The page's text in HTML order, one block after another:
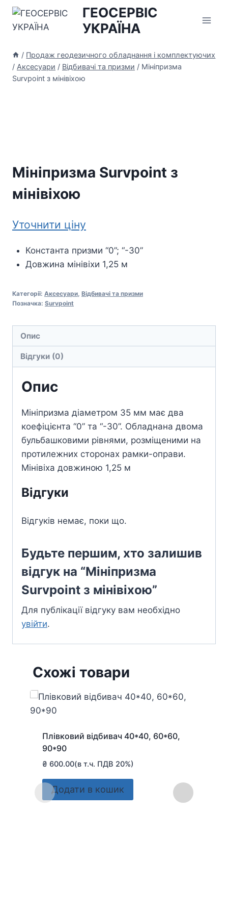
Перейти
вмісту
ГЕОСЕРВІС
УКРАЇНА
/ Продаж геодезичного обладнання і комплектуючих
/ Аксесуари / Відбивачі та призми / Мініпризма
Survpoint з мінівіхою
Мініпризма Survpoint з
мінівіхою
Уточнити ціну
Константа призми “0”; “-30”
Довжина мінівіхи 1,25 м
Категорії: Аксесуари Відбивачі та призми
Позначка: Survpoint
Опис
Відгуки (0)
Опис
Мініпризма діаметром 35 мм має два
коефіцієнта “0” та “-30”. Обладнана двома
бульбашковими рівнями, розміщеними на
протилежних сторонах рамки-оправи.
Мінівіха довжиною 1,25 м
Відгуки
Відгуків немає, поки що.
Будьте першим, хто залишив
відгук на “Мініпризма
Survpoint з мінівіхою”
Для публікації відгуку вам необхідно
увійти.
Схожі товари
Плівковий відбивач 40*40, 60*60,
90*90
₴ 600.00(в т.ч. ПДВ 20%)
Додати в кошик